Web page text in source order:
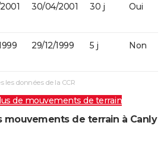
30/04/2001 30 j Oui
29/12/1999 5 j Non
les données de la CCR
de mouvements de terrain
de terrain à Canly